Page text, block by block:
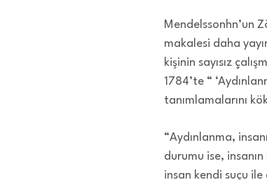
Mendelssonhn’un
makalesi daha
kişinin sayısız
1784’te “
tanımlamalarını
“Aydınlanma,
durumu ise, insanın
insan kendi suçu ile